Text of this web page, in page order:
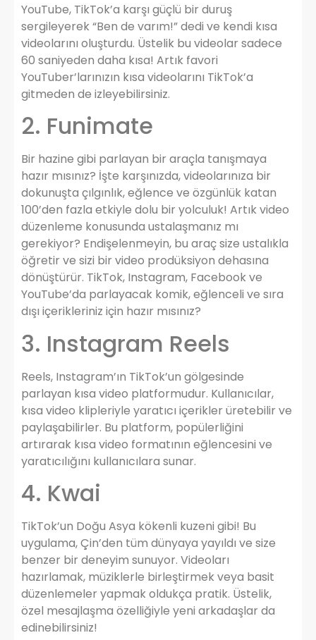
YouTube, TikTok’a karşı güçlü bir duruş
sergileyerek “Ben de varım!” dedi ve kendi kısa
videolarını oluşturdu. Üstelik bu videolar sadece
60 saniyeden daha kısa! Artık favori
YouTuber’larınızın kısa videolarını TikTok’a
gitmeden de izleyebilirsiniz.
2. Funimate
Bir hazine gibi parlayan bir araçla tanışmaya
hazır mısınız? İşte karşınızda, videolarınıza bir
dokunuşta çılgınlık, eğlence ve özgünlük katan
100’den fazla etkiyle dolu bir yolculuk! Artık video
düzenleme konusunda ustalaşmanız mı
gerekiyor? Endişelenmeyin, bu araç size ustalıkla
öğretir ve sizi bir video prodüksiyon dehasına
dönüştürür. TikTok, Instagram, Facebook ve
YouTube’da parlayacak komik, eğlenceli ve sıra
dışı içerikleriniz için hazır mısınız?
3. Instagram Reels
Reels, Instagram’ın TikTok’un gölgesinde
parlayan kısa video platformudur. Kullanıcılar,
kısa video klipleriyle yaratıcı içerikler üretebilir ve
paylaşabilirler. Bu platform, popülerliğini
artırarak kısa video formatının eğlencesini ve
yaratıcılığını kullanıcılara sunar.
4. Kwai
TikTok’un Doğu Asya kökenli kuzeni gibi! Bu
uygulama, Çin’den tüm dünyaya yayıldı ve size
benzer bir deneyim sunuyor. Videoları
hazırlamak, müziklerle birleştirmek veya basit
düzenlemeler yapmak oldukça pratik. Üstelik,
özel mesajlaşma özelliğiyle yeni arkadaşlar da
edinebilirsiniz!